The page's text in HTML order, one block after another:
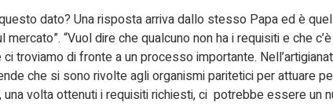
dato? Una risposta arriva dallo stesso Papa ed è
“Vuol dire che qualcuno non ha i requisiti e che
troviamo di fronte a un processo importante.
che si sono rivolte agli organismi paritetici per attuare
volta ottenuti i requisiti richiesti, ci potrebbe essere un